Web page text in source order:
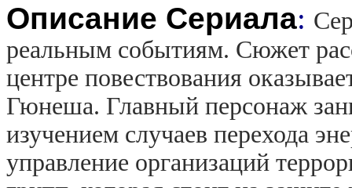
Описание Сериала:
реальным событиям. Сюжет
центре повествования
Гюнеша. Главный персонаж
изучением случаев перехода
управление организаций